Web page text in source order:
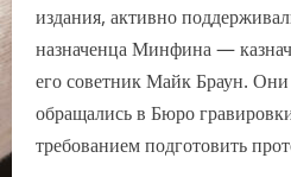
издания, активно
назначенца Минфина —
его советник Майк Браун.
обращались в Бюро
требованием подготовить